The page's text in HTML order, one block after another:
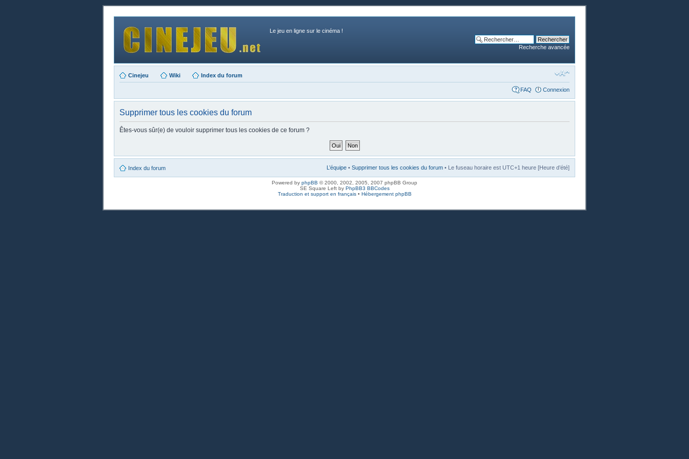
Le jeu en ligne sur le cinéma !
Recherche avancée
Cinejeu Wiki Index du forum
FAQ Connexion
Supprimer tous les cookies du forum
Êtes-vous sûr(e) de vouloir supprimer tous les cookies de ce forum ?
Index du forum L’équipe • Supprimer tous les cookies du forum • Le fuseau horaire est UTC+1 heure [Heure d’été]
Powered by phpBB © 2000, 2002, 2005, 2007 phpBB Group
SE Square Left by PhpBB3 BBCodes
Traduction et support en français• Hébergement phpBB